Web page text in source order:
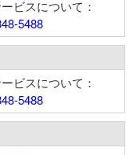
ビスについて：
5488
ビスについて：
5488